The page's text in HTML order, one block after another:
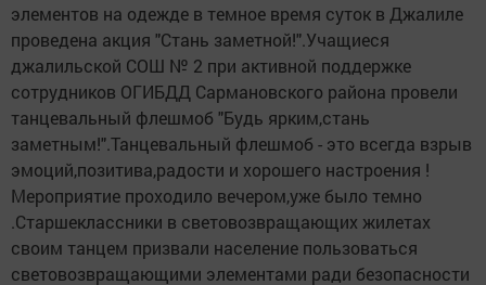
элементов на одежде в темное время суток в Джалиле
проведена акция "Стань заметной!".Учащиеся
джалильской СОШ № 2 при активной поддержке
сотрудников ОГИБДД Сармановского района провели
танцевальный флешмоб "Будь ярким,стань
заметным!".Танцевальный флешмоб - это всегда взрыв
эмоций,позитива,радости и хорошего настроения !
Мероприятие проходило вечером,уже было темно
.Старшеклассники в световозвращающих жилетах
своим танцем призвали население пользоваться
световозвращающими элементами ради безопасности